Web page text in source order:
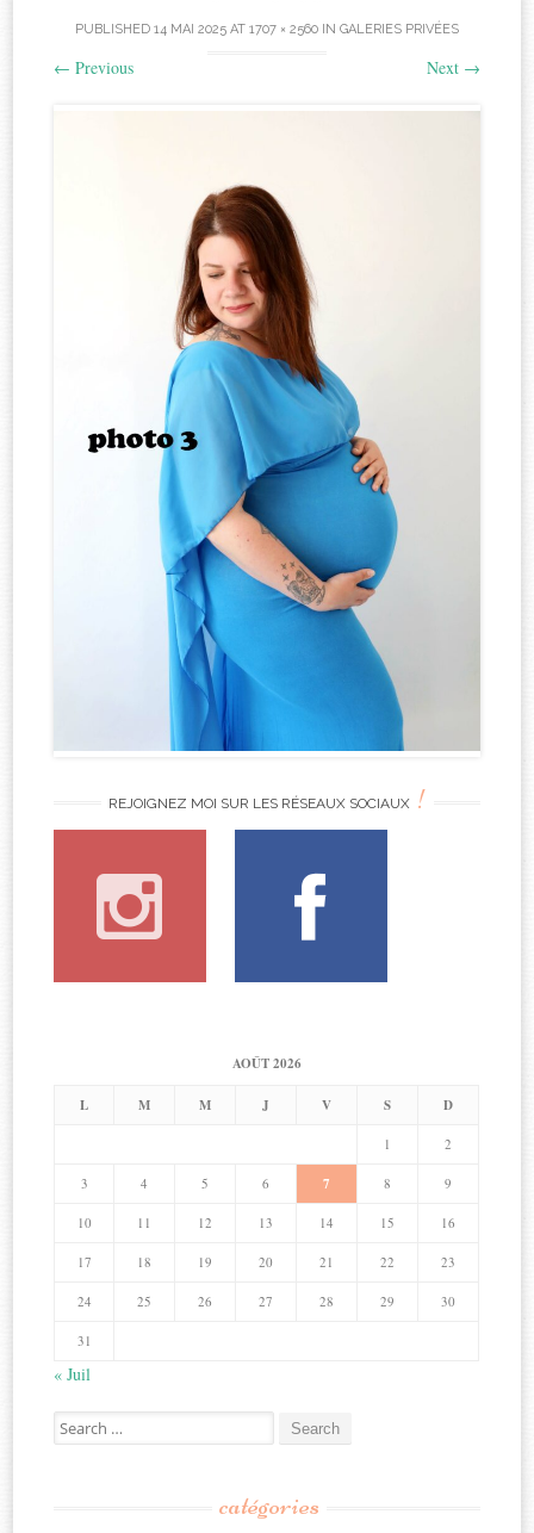
PUBLISHED 14 MAI 2025 AT 1707 × 2560 IN GALERIES PRIVÉES
← Previous Next →
REJOIGNEZ MOI SUR LES RÉSEAUX SOCIAUX !
AOÛT 2026
L M M J V S D
1 2
3 4 5 6 7 8 9
10 11 12 13 14 15 16
17 18 19 20 21 22 23
24 25 26 27 28 29 30
31
« Juil
Search
for:
catégories